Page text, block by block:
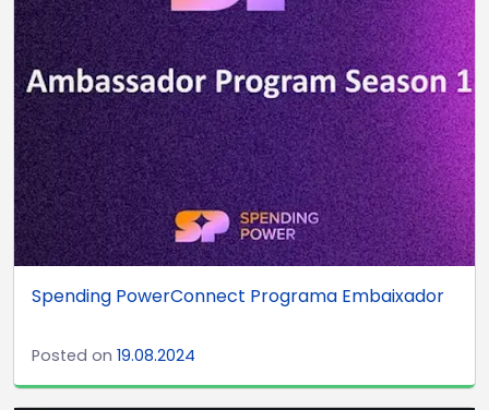
Spending PowerConnect Programa Embaixador
Posted on 19.08.2024